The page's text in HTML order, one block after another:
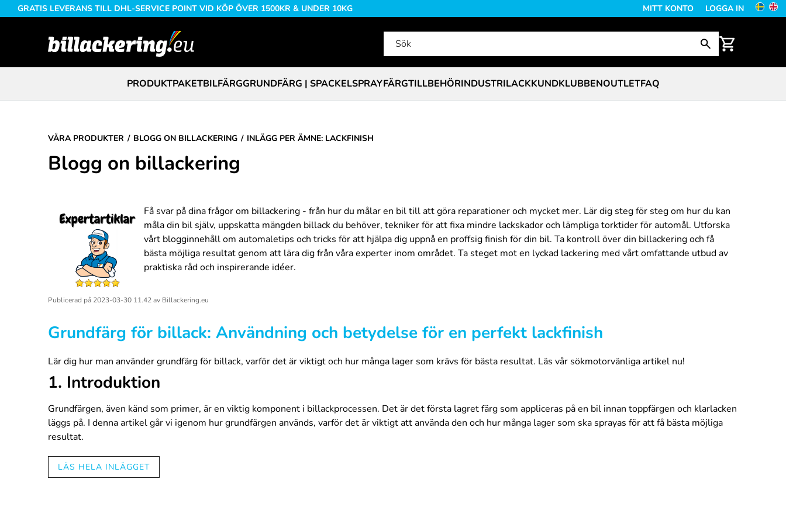
GRATIS LEVERANS TILL DHL-SERVICE POINT VID KÖP ÖVER 1500KR & UNDER 10KG MITT KONTO LOGGA IN
PRODUKTPAKETBILFÄRGGRUNDFÄRG | SPACKELSPRAYFÄRGTILLBEHÖRINDUSTRILACKKUNDKLUBBENOUTLETFAQ
VÅRA PRODUKTER BLOGG ON BILLACKERING INLÄGG PER ÄMNE: LACKFINISH
Blogg on billackering
Få svar på dina frågor om billackering - från hur du målar en bil till att göra reparationer och mycket mer. Lär dig steg för steg om hur du kan
måla din bil själv, uppskatta mängden billack du behöver, tekniker för att fixa mindre lackskador och lämpliga torktider för automål. Utforska
vårt blogginnehåll om automaletips och tricks för att hjälpa dig uppnå en proffsig finish för din bil. Ta kontroll över din billackering och få
bästa möjliga resultat genom att lära dig från våra experter inom området. Ta steget mot en lyckad lackering med vårt omfattande utbud av
praktiska råd och inspirerande idéer.
Publicerad på 2023-03-30 11.42av Billackering.eu
Grundfärg för billack: Användning och betydelse för en perfekt lackfinish
Lär dig hur man använder grundfärg för billack, varför det är viktigt och hur många lager som krävs för bästa resultat. Läs vår sökmotorvänliga artikel nu!
1. Introduktion
Grundfärgen, även känd som primer, är en viktig komponent i billackprocessen. Det är det första lagret färg som appliceras på en bil innan toppfärgen och klarlacken
läggs på. I denna artikel går vi igenom hur grundfärgen används, varför det är viktigt att använda den och hur många lager som ska sprayas för att få bästa möjliga
resultat.
2. Hur används primern?
LÄS HELA INLÄGGET